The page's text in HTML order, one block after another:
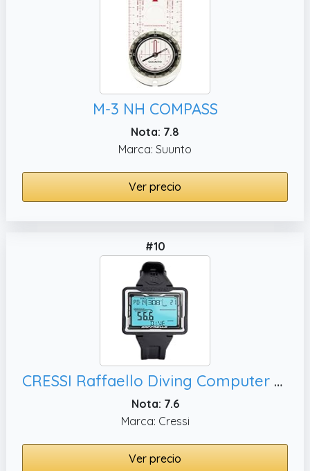
M-3 NH COMPASS
Nota: 7.8
Marca: Suunto
Ver precio
#10
CRESSI Raffaello Diving Computer Black/White - Ordenador de Buceo Unisex con Amplia Pantalla Rectangular de Alto Contraste para la Máxima Legibilidad de los Datos Posible, Talla Única
Nota: 7.6
Marca: Cressi
Ver precio